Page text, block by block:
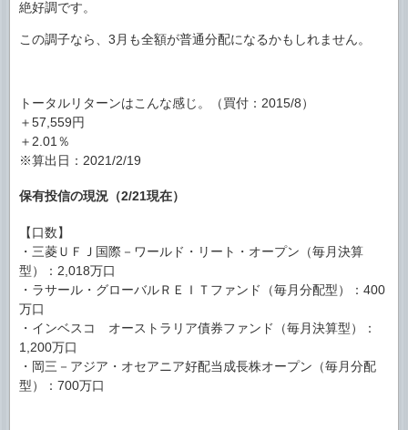
絶好調です。
この調子なら、3月も全額が普通分配になるかもしれません。
トータルリターンはこんな感じ。（買付：2015/8）
＋57,559円
＋2.01％
※算出日：2021/2/19
保有投信の現況（2/21現在）
【口数】
・三菱ＵＦＪ国際－ワールド・リート・オープン（毎月決算
型）：2,018万口
・ラサール・グローバルＲＥＩＴファンド（毎月分配型）：400
万口
・インベスコ オーストラリア債券ファンド（毎月決算型）：
1,200万口
・岡三－アジア・オセアニア好配当成長株オープン（毎月分配
型）：700万口